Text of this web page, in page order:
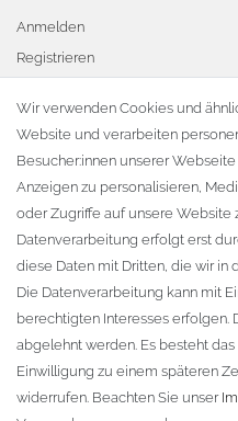
Anmelden
Registrieren
Warenkorb
Zur Kasse
KONTAKT
Fa. Steffen Jost
Söbrigener Weg 50
D-01796 Pirna
Telefon:+49 (0)3501 507295
info@dach-teufel.de
Wir verwenden Cookies und
Website und verarbeiten
Besucher:innen unserer Webseite
Anzeigen zu personalisieren,
oder Zugriffe auf unsere Website
Datenverarbeitung erfolgt erst
diese Daten mit Dritten, die wir in
Die Datenverarbeitung kann mit
berechtigten Interesses erfolgen.
abgelehnt werden. Es besteht
Einwilligung zu einem späteren
widerrufen. Beachten Sie unser